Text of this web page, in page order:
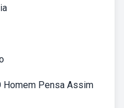
Homem Pensa Assim